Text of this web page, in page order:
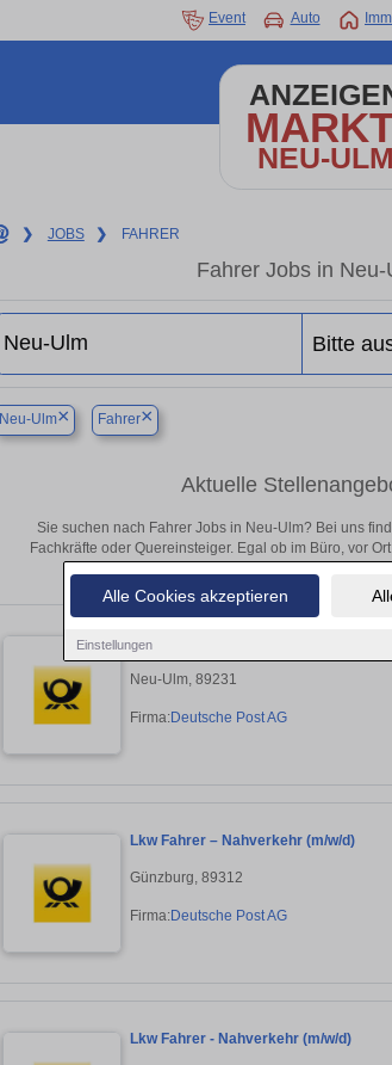
Alle Cookies akzeptieren
Einstellungen
Event Auto
NEU-ULM
❯ JOBS ❯ FAHRER
Fahrer Jobs in
Neu-Ulm× Fahrer×
Aktuelle
Sie suchen nach Fahrer Jobs in Neu-Ulm? Bei uns
Fachkräfte oder Quereinsteiger. Egal ob im Büro, vor
Lkw Fahrer – Nahverkehr (m/w/d)
Neu-Ulm, 89231
Firma:Deutsche Post AG
Lkw Fahrer – Nahverkehr (m/w/d)
Günzburg, 89312
Firma:Deutsche Post AG
Lkw Fahrer - Nahverkehr (m/w/d)